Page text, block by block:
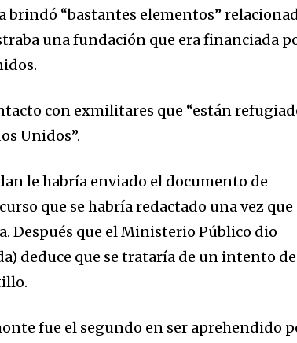
“bastantes elementos”
una fundación que era financiada
con exmilitares que “están
Unidos”.
le habría enviado el documento de
que se habría redactado una vez que
Después que el Ministerio Público dio
deduce que se trataría de un intento de
fue el segundo en ser aprehendido